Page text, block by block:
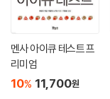
멘사 아이큐 테스트 프
리미엄
10% 11,700원